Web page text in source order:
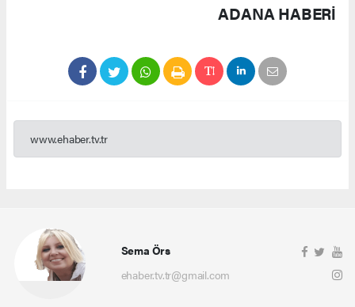
ADANA HABERİ
www.ehaber.tv.tr
Sema Örs
ehaber.tv.tr@gmail.com